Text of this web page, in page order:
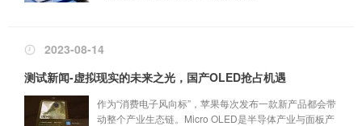
2023-08-14
测试新闻-虚拟现实的未来之光，国产OLED抢占机遇
作为“消费电子风向标”，苹果每次发布一款新产品都会带
动整个产业生态链。Micro OLED是半导体产业与面板产